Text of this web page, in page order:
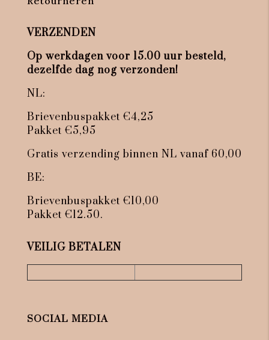
VERZENDEN
Op werkdagen voor 15.00 uur besteld,
dezelfde dag nog verzonden!
NL:
Brievenbuspakket €4,25
Pakket €5,95
Gratis verzending binnen NL vanaf 60,00
BE:
Brievenbuspakket €10,00
Pakket €12.50.
VEILIG BETALEN
SOCIAL MEDIA